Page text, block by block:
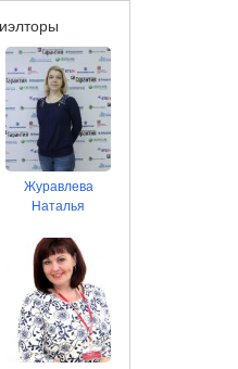
Журавлева
Наталья